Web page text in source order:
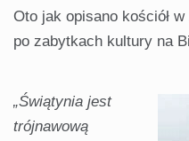
Oto jak opisano kościół
po zabytkach kultury na
„Świątynia jest
trójnawową